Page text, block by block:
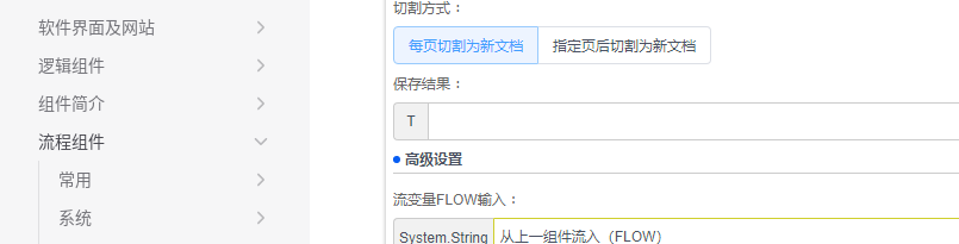
软件界面及网站
逻辑组件
组件简介
流程组件
常用
系统